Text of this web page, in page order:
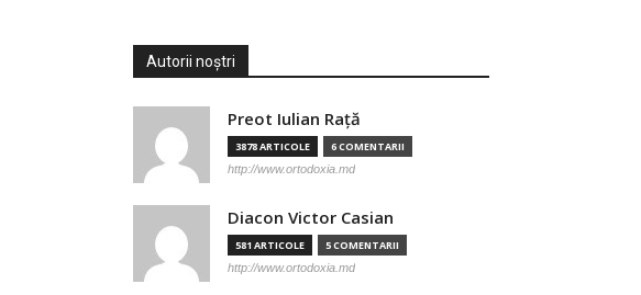
Autorii noștri
Preot Iulian Raţă
3878 ARTICOLE 6 COMENTARII
http://www.ortodoxia.md
Diacon Victor Casian
581 ARTICOLE 5 COMENTARII
http://www.ortodoxia.md